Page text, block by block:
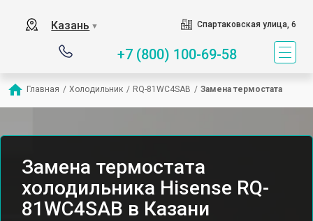
Казань ▼ Спартаковская улица, 6
+7 (800) 100-69-58
Главная / Холодильник / RQ-81WC4SAB / Замена термостата
Замена термостата
холодильника Hisense RQ-
81WC4SAB в Казани